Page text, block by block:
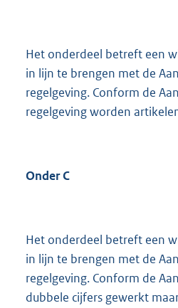
Het onderdeel betreft een
in lijn te brengen met de
regelgeving. Conform de
regelgeving worden
Onder C
Het onderdeel betreft een
in lijn te brengen met de
regelgeving. Conform de
dubbele cijfers gewerkt